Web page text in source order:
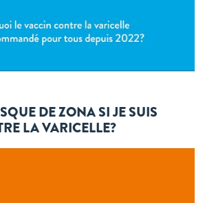
DE ZONA SI JE SUIS
LA VARICELLE?